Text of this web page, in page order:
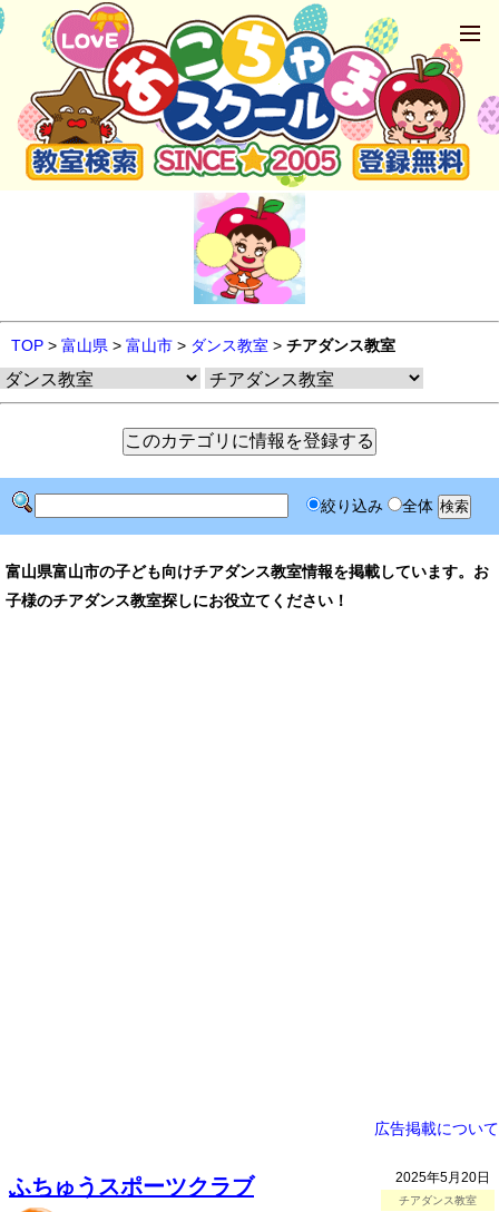
TOP > 富山県 > 富山市 > ダンス教室 > チアダンス教室
絞り込み 全体
富山県富山市の子ども向けチアダンス教室情報を掲載しています。お
子様のチアダンス教室探しにお役立てください！
広告掲載について
2025年5月20日
チアダンス教室
ふちゅうスポーツクラブ